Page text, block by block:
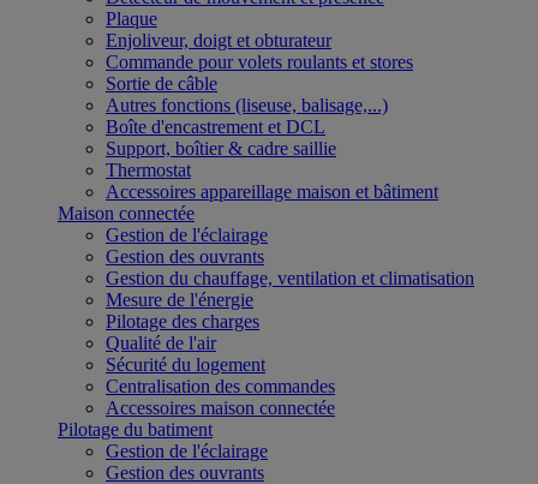
Plaque
Enjoliveur, doigt et obturateur
Commande pour volets roulants et stores
Sortie de câble
Autres fonctions (liseuse, balisage,...)
Boîte d'encastrement et DCL
Support, boîtier & cadre saillie
Thermostat
Accessoires appareillage maison et bâtiment
Maison connectée
Gestion de l'éclairage
Gestion des ouvrants
Gestion du chauffage, ventilation et climatisation
Mesure de l'énergie
Pilotage des charges
Qualité de l'air
Sécurité du logement
Centralisation des commandes
Accessoires maison connectée
Pilotage du batiment
Gestion de l'éclairage
Gestion des ouvrants